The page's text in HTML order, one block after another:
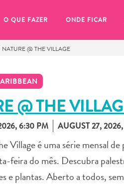
O QUE FAZER ONDE FICAR
NATURE @ THE VILLAGE
@ THE
6:30 PM AUGUST 27,
Village é uma série mensal
feira do mês. Descubra
e plantas. Aberto a todos,